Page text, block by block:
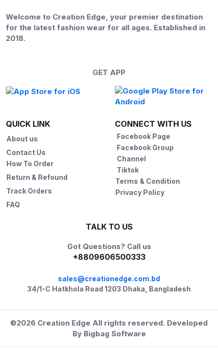
Welcome to Creation Edge, your premier destination
for the latest fashion wear for all ages. Established in
2018.
GET APP
QUICK LINK
About us
Contact Us
How To Order
Return & Refound
Track Orders
FAQ
CONNECT WITH US
Facebook Page
Facebook Group
Channel
Tiktok
Terms & Condition
Privacy Policy
TALK TO US
Got Questions? Call us
+8809606500333
sales@creationedge.com.bd
34/1-C Hatkhola Road 1203 Dhaka, Bangladesh
©2026 Creation Edge All rights reserved. Developed
By Bigbag Software